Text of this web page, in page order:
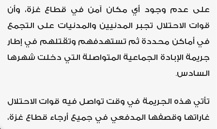
على عدم وجود أي مكان آمن في قطاع غزة، وأن
قوات الاحتلال تجبر المدنيين والمدنيات على التجمع
في أماكن محددة ثم تستهدفهم وتقتلهم في إطار
جريمة الإبادة الجماعية المتواصلة التي دخلت شهرها
السادس.
تأتي هذه الجريمة في وقت تواصل فيه قوات الاحتلال
غاراتها وقصفها المدفعي في جميع أرجاء قطاع غزة،